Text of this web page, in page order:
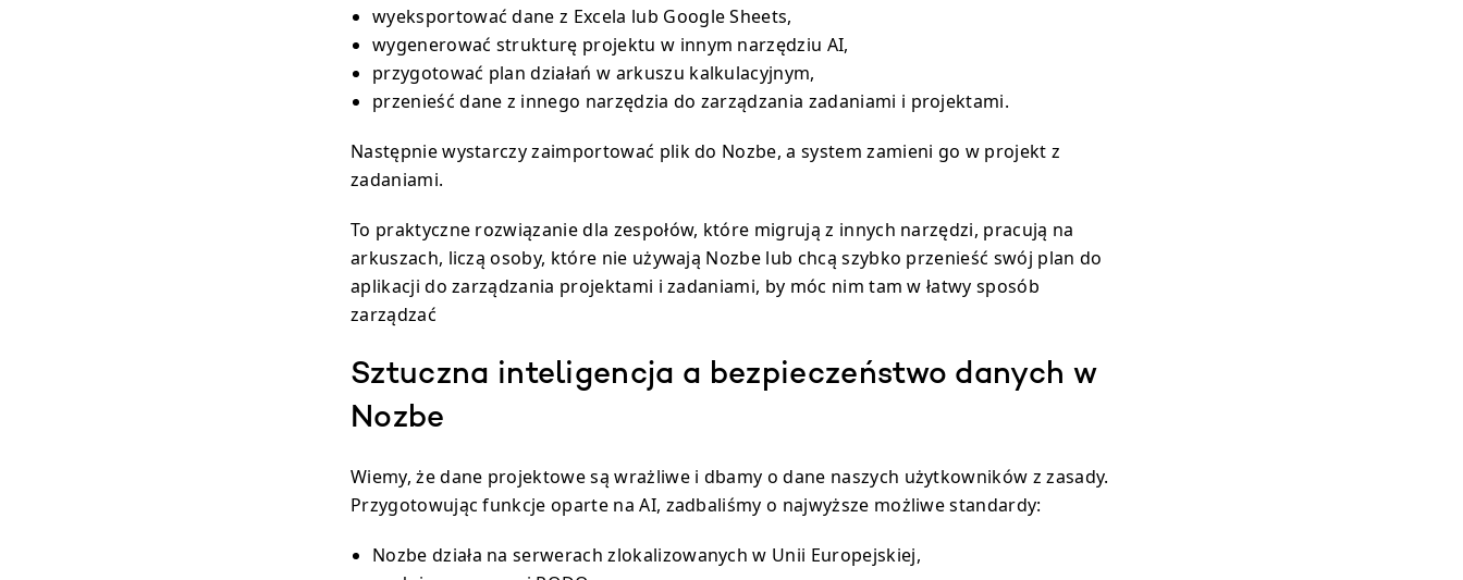
wyeksportować dane z Excela lub Google Sheets,
wygenerować strukturę projektu w innym narzędziu AI,
przygotować plan działań w arkuszu kalkulacyjnym,
przenieść dane z innego narzędzia do zarządzania zadaniami i projektami.
Następnie wystarczy zaimportować plik do Nozbe, a system zamieni go w projekt z
zadaniami.
To praktyczne rozwiązanie dla zespołów, które migrują z innych narzędzi, pracują na
arkuszach, liczą osoby, które nie używają Nozbe lub chcą szybko przenieść swój plan do
aplikacji do zarządzania projektami i zadaniami, by móc nim tam w łatwy sposób
zarządzać
Sztuczna inteligencja a bezpieczeństwo danych w
Nozbe
Wiemy, że dane projektowe są wrażliwe i dbamy o dane naszych użytkowników z zasady.
Przygotowując funkcje oparte na AI, zadbaliśmy o najwyższe możliwe standardy:
Nozbe działa na serwerach zlokalizowanych w Unii Europejskiej,